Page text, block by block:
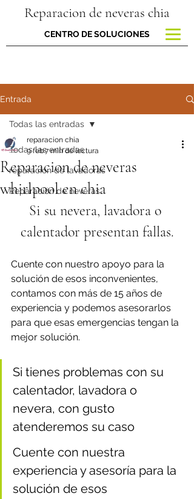
Reparacion de neveras chia
CENTRO DE SOLUCIONES
Entrada
Todas las entradas
reparacion de lavadoras
Reparación de neveras
Todas las entradas
Reparacion de neveras
whirlpool en chia
reparacion chia
9 feb7 min de lectura
Si su nevera, lavadora o
calentador presentan fallas.
Cuente con nuestro apoyo para la
solución de esos inconvenientes,
contamos con más de 15 años de
experiencia y podemos asesorarlos
para que esas emergencias tengan la
mejor solución.
Si tienes problemas con su
calentador, lavadora o
nevera, con gusto
atenderemos su caso
Cuente con nuestra
experiencia y asesoría para la
solución de esos